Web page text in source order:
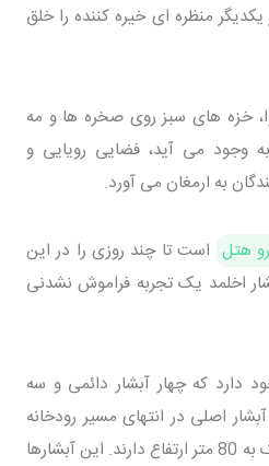
منظره ای خیره کننده را خلق
خزه های سبز روی صخره ها و مه
وجود می آید، فضایی رویایی و
به ارمغان می آورد.
هتل است تا چند روزی را در این
اخلمد یک تجربه فراموش نشدنی
دارد که چهار آبشار دائمی و سه
اصلی در انتهای مسیر رودخانه
در نخستین روزهای بهار نزدیک به 80 متر ارتفاع دارند. این آبشارها